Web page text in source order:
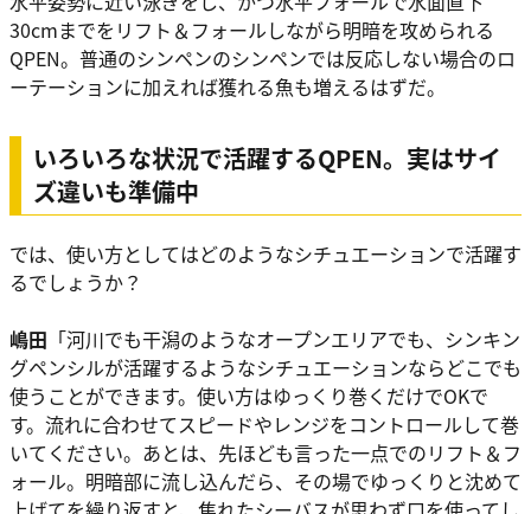
30cmまでをリフト＆フォールしながら明暗を攻められる
QPEN。普通のシンペンのシンペンでは反応しない場合のロ
ーテーションに加えれば獲れる魚も増えるはずだ。
いろいろな状況で活躍するQPEN。実はサイ
ズ違いも準備中
では、使い方としてはどのようなシチュエーションで活躍す
るでしょうか？
嶋田 「河川でも干潟のようなオープンエリアでも、シンキン
グペンシルが活躍するようなシチュエーションならどこでも
使うことができます。使い方はゆっくり巻くだけでOKで
す。流れに合わせてスピードやレンジをコントロールして巻
いてください。あとは、先ほども言った一点でのリフト＆フ
ォール。明暗部に流し込んだら、その場でゆっくりと沈めて